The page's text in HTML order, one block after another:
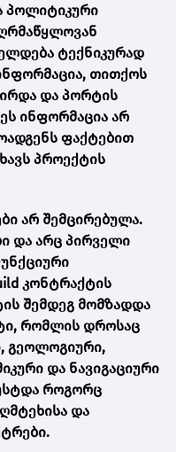
პოლიტიკური
ტექნიკურად
თითქოს
და პორტის
ინფორმაცია არ
ფაქტებით
პროექტის
არ შემცირებულა.
და არც პირველი
კონტრაქტის
შემდეგ მომზადდა
რომლის დროსაც
გეოლოგიური,
და ნავიგაციური
როგორც
და